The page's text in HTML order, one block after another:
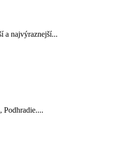
a najvýraznejší...
Podhradie....